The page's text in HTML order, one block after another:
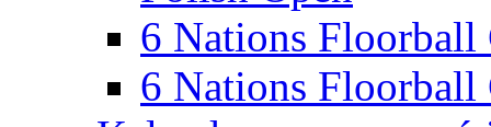
6 Nations Floorball
6 Nations Floorball